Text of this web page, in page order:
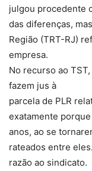
julgou procedente
das diferenças,
Região (TRT-RJ)
empresa.
No recurso ao
fazem jus à
parcela de PLR
exatamente
anos, ao se
rateados entre
razão ao sindicato.